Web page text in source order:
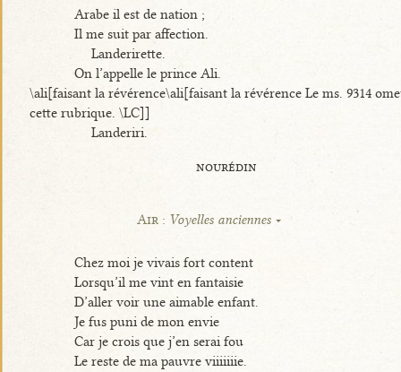
Arabe il est de nation ;
Il me suit par affection.
Landerirette.
On l’appelle le prince Ali.
\ali[faisant la révérence\ali[faisant la révérence Le ms. 9314
cette rubrique. \LC]]
Landeriri.
nourédin
Air : Voyelles anciennes
Chez moi je vivais fort content
Lorsqu’il me vint en fantaisie
D’aller voir une aimable enfant.
Je fus puni de mon envie
Car je crois que j’en serai fou
Le reste de ma pauvre viiiiiiie.